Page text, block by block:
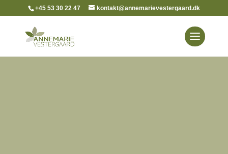
+45 53 30 22 47 kontakt@annemarievestergaard.dk